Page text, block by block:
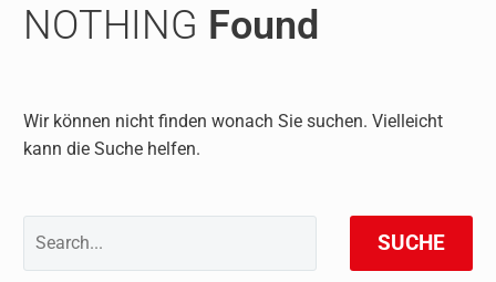
NOTHING Found
Wir können nicht finden wonach Sie suchen. Vielleicht
kann die Suche helfen.
SUCHE